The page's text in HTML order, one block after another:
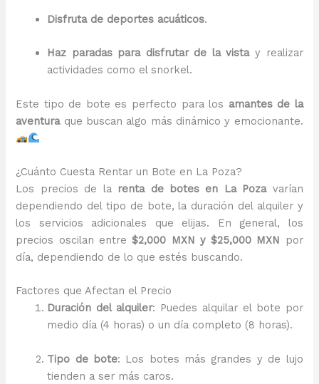
Disfruta de deportes acuáticos.
Haz paradas para disfrutar de la vistay realizar
actividades como el snorkel.
Este tipo de bote es perfecto para los amantes de la
aventuraque buscan algo más dinámico y emocionante.
¿Cuánto Cuesta Rentar un Bote en La Poza?
Los precios de la renta de botes en La Pozavarían
dependiendo del tipo de bote, la duración del alquiler y
los servicios adicionales que elijas. En general, los
precios oscilan entre$2,000 MXN y $25,000 MXN por
día, dependiendo de lo que estés buscando.
Factores que Afectan el Precio
Duración del alquiler: Puedes alquilar el bote por
medio día (4 horas) o un día completo (8 horas).
Tipo de bote: Los botes más grandes y de lujo
tienden a ser más caros.